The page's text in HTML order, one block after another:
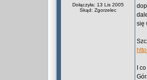
Dołączyła: 13 Lis 2005
Skąd: Zgorzelec
się
I